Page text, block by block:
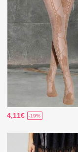
4,11€ -19%